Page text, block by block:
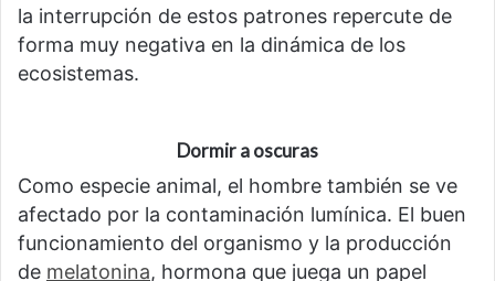
la interrupción de estos patrones repercute de
forma muy negativa en la dinámica de los
ecosistemas.
Dormir a oscuras
Como especie animal, el hombre también se ve
afectado por la contaminación lumínica. El buen
funcionamiento del organismo y la producción
de melatonina, hormona que juega un papel